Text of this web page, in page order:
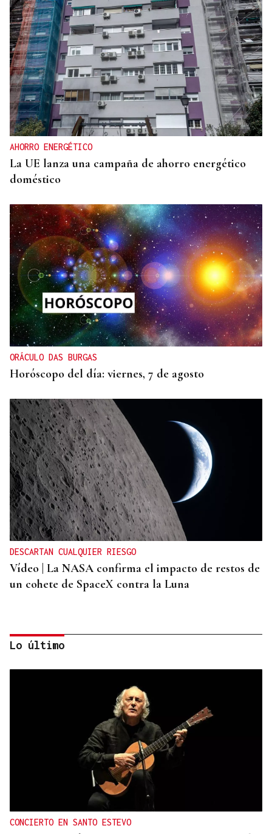
AHORRO ENERGÉTICO
La UE lanza una campaña de ahorro energético
doméstico
ORÁCULO DAS BURGAS
Horóscopo del día: viernes, 7 de agosto
DESCARTAN CUALQUIER RIESGO
Vídeo | La NASA confirma el impacto de restos de
un cohete de SpaceX contra la Luna
ORÁCULO DAS BURGAS
Horóscopo del día: jueves, 6 de agosto
Lo último
CONCIERTO EN SANTO ESTEVO